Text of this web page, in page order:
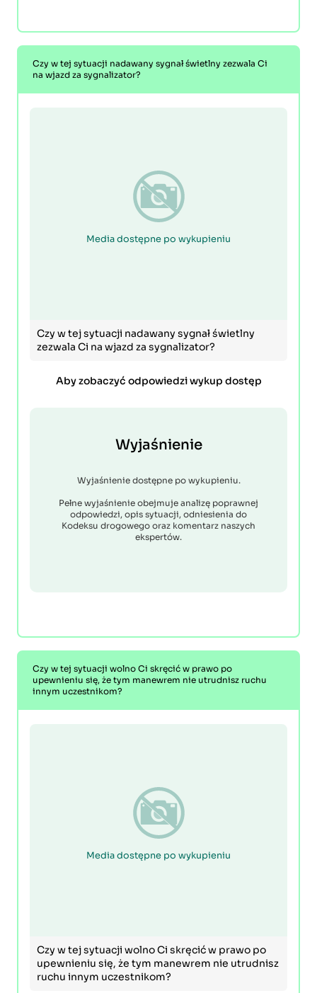
Czy w tej sytuacji nadawany sygnał świetlny zezwala Ci
na wjazd za sygnalizator?
Media dostępne po wykupieniu
Czy w tej sytuacji nadawany sygnał świetlny
zezwala Ci na wjazd za sygnalizator?
Aby zobaczyć odpowiedzi wykup dostęp
Wyjaśnienie
Wyjaśnienie dostępne po wykupieniu.
Pełne wyjaśnienie obejmuje analizę poprawnej
odpowiedzi, opis sytuacji, odniesienia do
Kodeksu drogowego oraz komentarz naszych
ekspertów.
Czy w tej sytuacji wolno Ci skręcić w prawo po
upewnieniu się, że tym manewrem nie utrudnisz ruchu
innym uczestnikom?
Media dostępne po wykupieniu
Czy w tej sytuacji wolno Ci skręcić w prawo po
upewnieniu się, że tym manewrem nie utrudnisz
ruchu innym uczestnikom?